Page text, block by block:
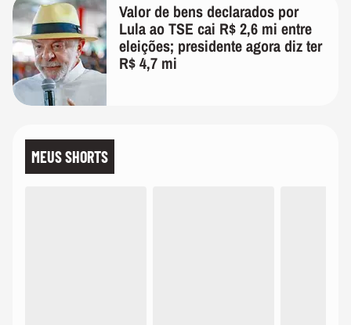
Valor de bens declarados por
Lula ao TSE cai R$ 2,6 mi entre
eleições; presidente agora diz ter
R$ 4,7 mi
MEUS SHORTS